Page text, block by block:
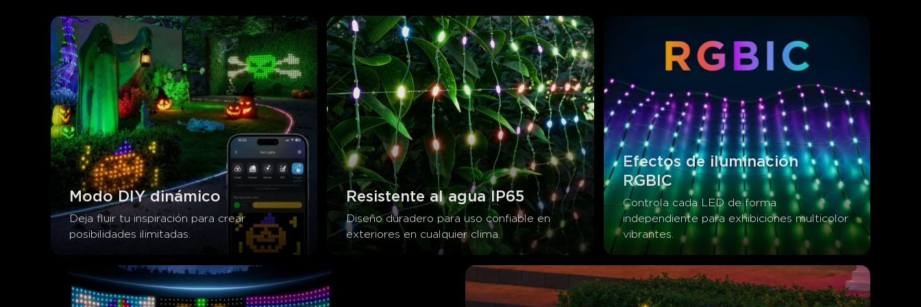
Modo DIY dinámico
Deja fluir tu inspiración para crear
posibilidades ilimitadas.
Resistente al agua IP65
Diseño duradero para uso confiable en
exteriores en cualquier clima.
Efectos de iluminación
RGBIC
Controla cada LED de forma
independiente para exhibiciones multicolor
vibrantes.